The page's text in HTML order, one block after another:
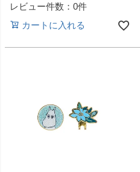
レビュー件数：0件
カートに入れる